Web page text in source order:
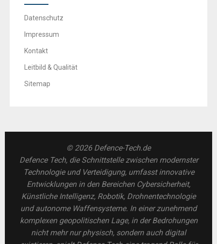
Datenschutz
Impressum
Kontakt
Leitbild & Qualität
Sitemap
© 2026 Defence-Tech.de
Defence Tech, die Schnittstelle zwischen modernster
Technologie und Verteidigung, umfasst innovative
Entwicklungen in den Bereichen Cybersicherheit,
Künstliche Intelligenz, Robotik, Drohnentechnologie
und autonome Waffensysteme. In einer zunehmend
komplexen geopolitischen Lage, in der Bedrohungen
nicht mehr nur physisch, sondern auch digital